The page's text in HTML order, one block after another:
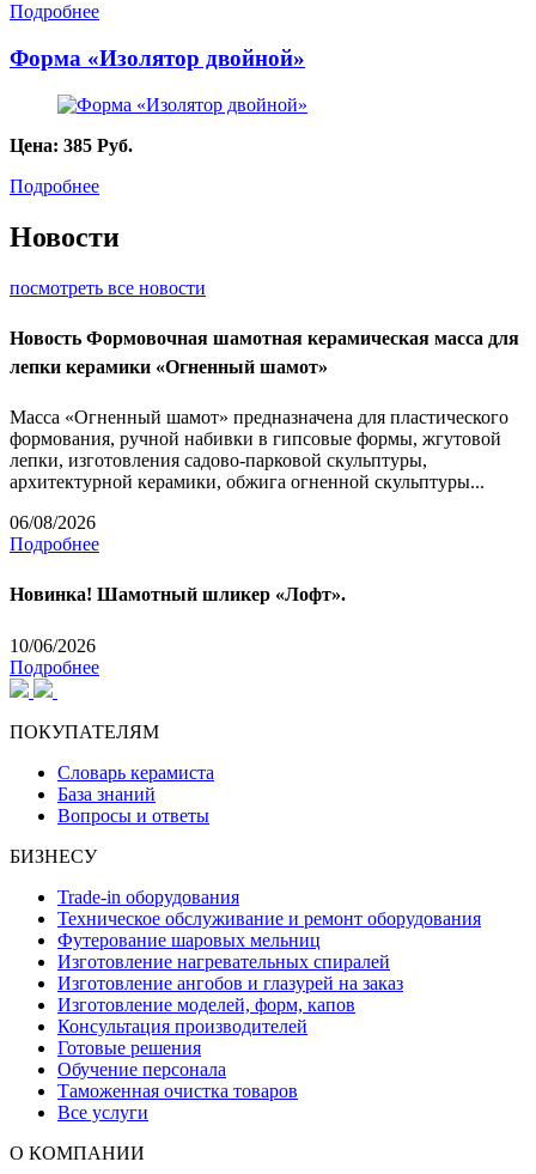
Подробнее
Форма «Изолятор двойной»
Цена: 385 Руб.
Подробнее
Новости
посмотреть все новости
Новость Формовочная шамотная керамическая масса для
лепки керамики «Огненный шамот»
Масса «Огненный шамот» предназначена для пластического
формования, ручной набивки в гипсовые формы, жгутовой
лепки, изготовления садово-парковой скульптуры,
архитектурной керамики, обжига огненной скульптуры...
06/08/2026
Подробнее
Новинка! Шамотный шликер «Лофт».
10/06/2026
Подробнее
ПОКУПАТЕЛЯМ
Словарь керамиста
База знаний
Вопросы и ответы
БИЗНЕСУ
Trade-in оборудования
Техническое обслуживание и ремонт оборудования
Футерование шаровых мельниц
Изготовление нагревательных спиралей
Изготовление ангобов и глазурей на заказ
Изготовление моделей, форм, капов
Консультация производителей
Готовые решения
Обучение персонала
Таможенная очистка товаров
Все услуги
О КОМПАНИИ